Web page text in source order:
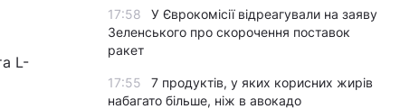
L-
17:58
У Єврокомісії відреагували на заяву
Зеленського про скорочення поставок
ракет
17:55
7 продуктів, у яких корисних жирів
набагато більше, ніж в авокадо